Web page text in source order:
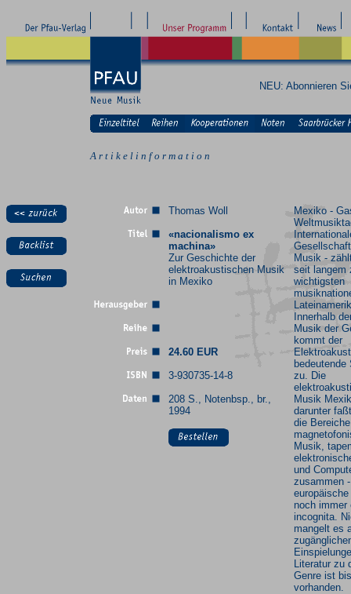
NEU: Abonnieren
A r t i k e l i n f o r m a t i o n
Thomas Woll
«nacionalismo ex
machina»
Zur Geschichte der
elektroakustischen Musik
in Mexiko
24.60 EUR
3-930735-14-8
208 S., Notenbsp., br.,
1994
Mexiko -
Musik -
seit langem
wichtigsten
Innerhalb
Musik der
kommt der
bedeutende
zu. Die
Musik
darunter
die Bereiche
Musik,
und
zusammen
europäische
noch immer
incognita.
mangelt es
Literatur zu
Genre ist
vorhanden.